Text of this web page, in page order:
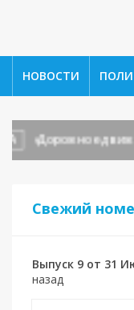
НОВОСТИ
«Дорожное
Свежий
Выпуск 9 от 31
назад